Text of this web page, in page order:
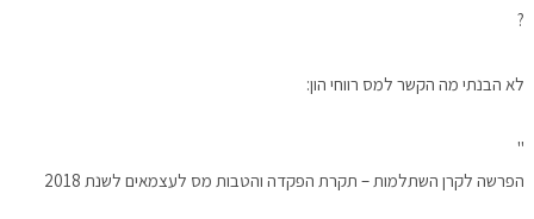
?
לא הבנתי מה הקשר למס רווחי הון:
"
הפרשה לקרן השתלמות – תקרת הפקדה והטבות מס לעצמאים לשנת 2018